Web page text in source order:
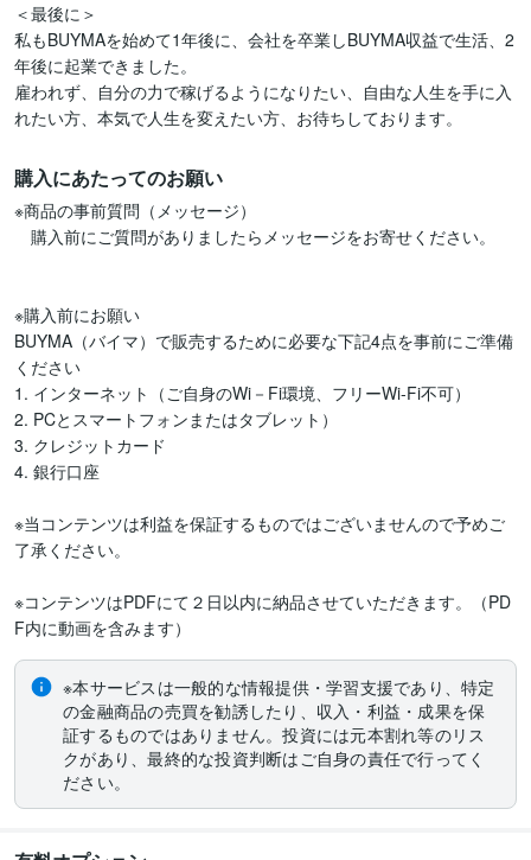
＜最後に＞
私もBUYMAを始めて1年後に、会社を卒業しBUYMA収益で生活、2
年後に起業できました。
雇われず、自分の力で稼げるようになりたい、自由な人生を手に入
購入にあたってのお願い
※商品の事前質問（メッセージ）
購入前にご質問がありましたらメッセージをお寄せください。
※購入前にお願い
BUYMA（バイマ）で販売するために必要な下記4点を事前にご準備
ください
1. インターネット（ご自身のWi－Fi環境、フリーWi-Fi不可）
2. PCとスマートフォンまたはタブレット）
3. クレジットカード
4. 銀行口座
※当コンテンツは利益を保証するものではございませんので予めご
了承ください。
※コンテンツはPDFにて２日以内に納品させていただきます。（PD
F内に動画を含みます）
※本サービスは一般的な情報提供・学習支援であり、特定
の金融商品の売買を勧誘したり、収入・利益・成果を保
証するものではありません。投資には元本割れ等のリス
クがあり、最終的な投資判断はご自身の責任で行ってく
ださい。